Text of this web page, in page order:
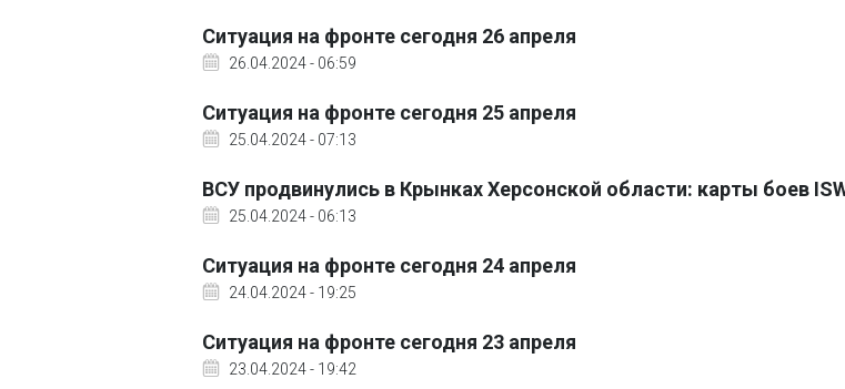
Ситуация на фронте сегодня 26 апреля
26.04.2024 - 06:59
Ситуация на фронте сегодня 25 апреля
25.04.2024 - 07:13
ВСУ продвинулись в Крынках Херсонской области: карты боев
25.04.2024 - 06:13
Ситуация на фронте сегодня 24 апреля
24.04.2024 - 19:25
Ситуация на фронте сегодня 23 апреля
23.04.2024 - 19:42